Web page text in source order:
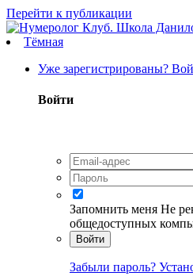
Перейти к публикации
Тёмная
Уже зарегистрированы?
Войти
Запомнить меня Не
общедоступных
Войти
Забыли пароль?